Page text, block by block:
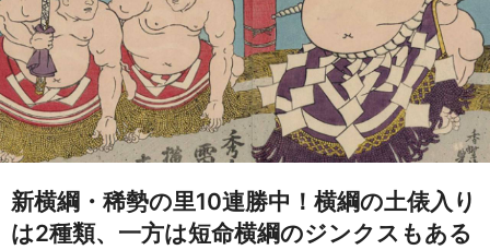
新横綱・稀勢の里10連勝中！横綱の土俵入り
は2種類、一方は短命横綱のジンクスもある